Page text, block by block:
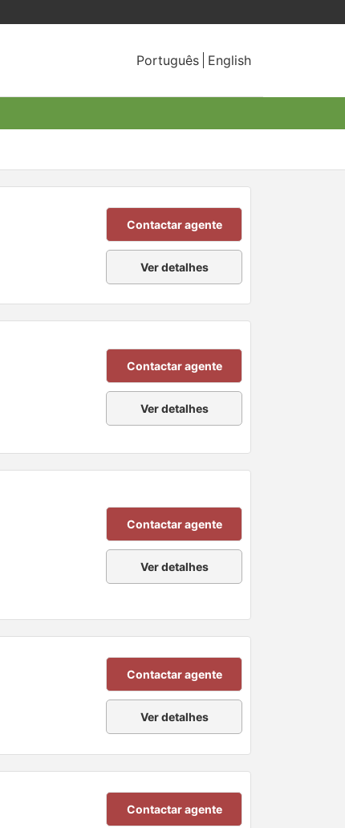
Português English
Contactar agente
Ver detalhes
Contactar agente
Ver detalhes
Contactar agente
Ver detalhes
Contactar agente
Ver detalhes
Contactar agente